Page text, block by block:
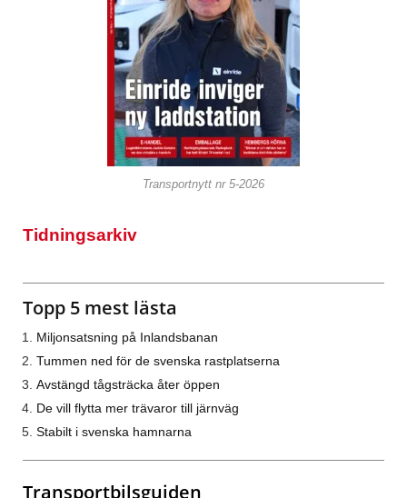
Transportnytt nr 5-2026
Tidningsarkiv
Topp 5 mest lästa
Miljonsatsning på Inlandsbanan
Tummen ned för de svenska rastplatserna
Avstängd tågsträcka åter öppen
De vill flytta mer trävaror till järnväg
Stabilt i svenska hamnarna
Transportbilsguiden